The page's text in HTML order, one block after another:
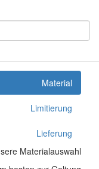
Material
Limitierung
Lieferung
Materialauswahl